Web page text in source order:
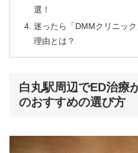
選！
迷ったら「DMMクリニッ
理由とは？
白丸駅周辺でED治療
のおすすめの選び方